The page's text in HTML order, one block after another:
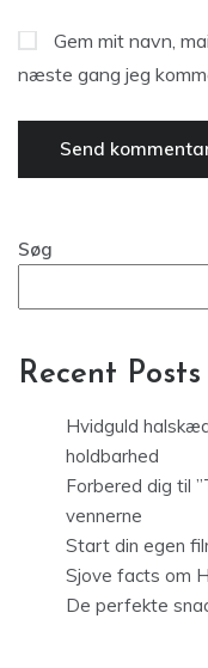
Gem mit navn,
næste gang jeg
Søg
Recent Posts
Hvidguld
holdbarhed
Forbered dig til
vennerne
Start din egen
Sjove facts om
De perfekte